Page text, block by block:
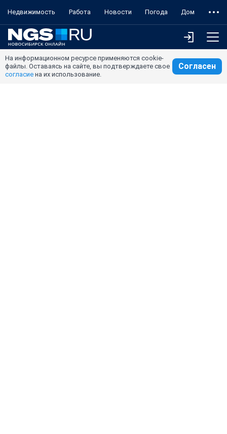
Недвижимость Работа Новости Погода Дом
На информационном ресурсе применяются cookie-
файлы. Оставаясь на сайте, вы подтверждаете свое
согласие на их использование.
Согласен